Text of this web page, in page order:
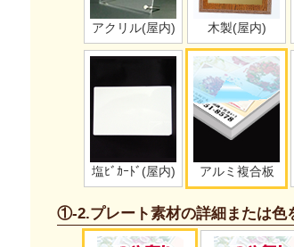
アクリル(屋内) 木製(屋内)
塩ﾋﾞｶｰﾄﾞ(屋内) アルミ複合板
①-2.プレート素材の詳細または色